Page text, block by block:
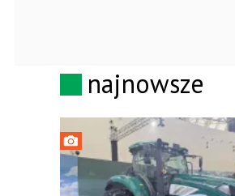
najnowsze